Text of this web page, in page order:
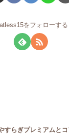
をフォローする
すらぎプレミアムと